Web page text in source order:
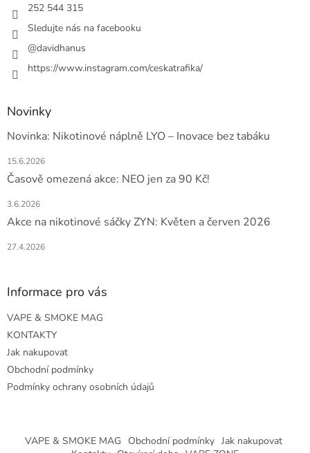
252 544 315
Sledujte nás na facebooku
@davidhanus
https://www.instagram.com/ceskatrafika/
Novinky
Novinka: Nikotinové náplně LYO – Inovace bez tabáku
15.6.2026
Časově omezená akce: NEO jen za 90 Kč!
3.6.2026
Akce na nikotinové sáčky ZYN: Květen a červen 2026
27.4.2026
Informace pro vás
VAPE & SMOKE MAG
KONTAKTY
Jak nakupovat
Obchodní podmínky
Podmínky ochrany osobních údajů
VAPE & SMOKE MAG Obchodní podmínky Jak nakupovat